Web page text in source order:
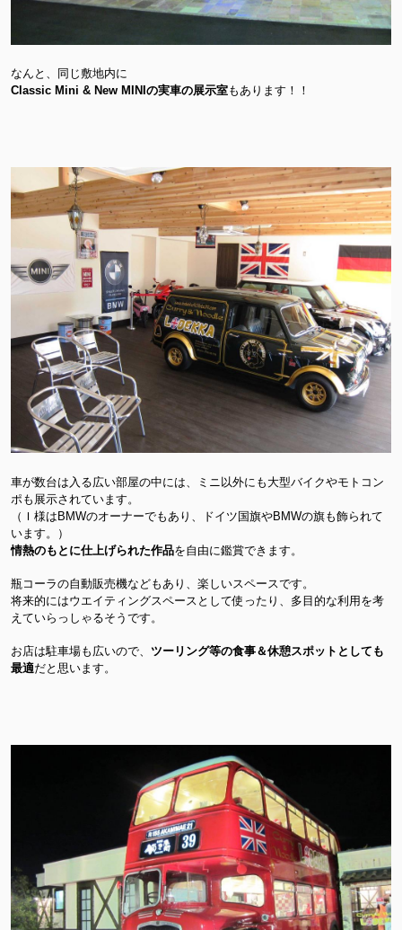
なんと、同じ敷地内に
Classic Mini & New MINIの実車の展示室もあります！！
車が数台は入る広い部屋の中には、ミニ以外にも大型バイクやモトコン
ポも展示されています。
（Ｉ様はBMWのオーナーでもあり、ドイツ国旗やBMWの旗も飾られて
います。）
情熱のもとに仕上げられた作品を自由に鑑賞できます。
瓶コーラの自動販売機などもあり、楽しいスペースです。
将来的にはウエイティングスペースとして使ったり、多目的な利用を考
えていらっしゃるそうです。
お店は駐車場も広いので、 ツーリング等の食事＆休憩スポットとしても
最適だと思います。